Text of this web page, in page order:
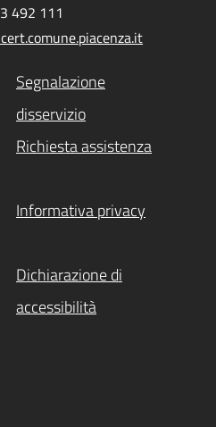
492 111
Segnalazione
disservizio
Richiesta assistenza
Informativa privacy
Dichiarazione di
accessibilità